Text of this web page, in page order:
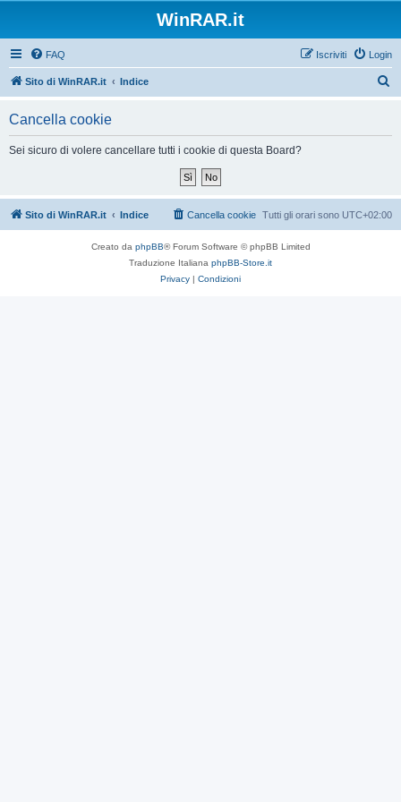
WinRAR.it
FAQ Login
Iscriviti
Sito di WinRAR.it Indice
Cancella cookie
Sei sicuro di volere cancellare tutti i cookie di questa Board?
Sito di WinRAR.it Indice Tutti gli orari sono UTC+02:00
Cancella cookie
Creato da phpBB® Forum Software © phpBB Limited
Traduzione Italiana phpBB-Store.it
Privacy | Condizioni